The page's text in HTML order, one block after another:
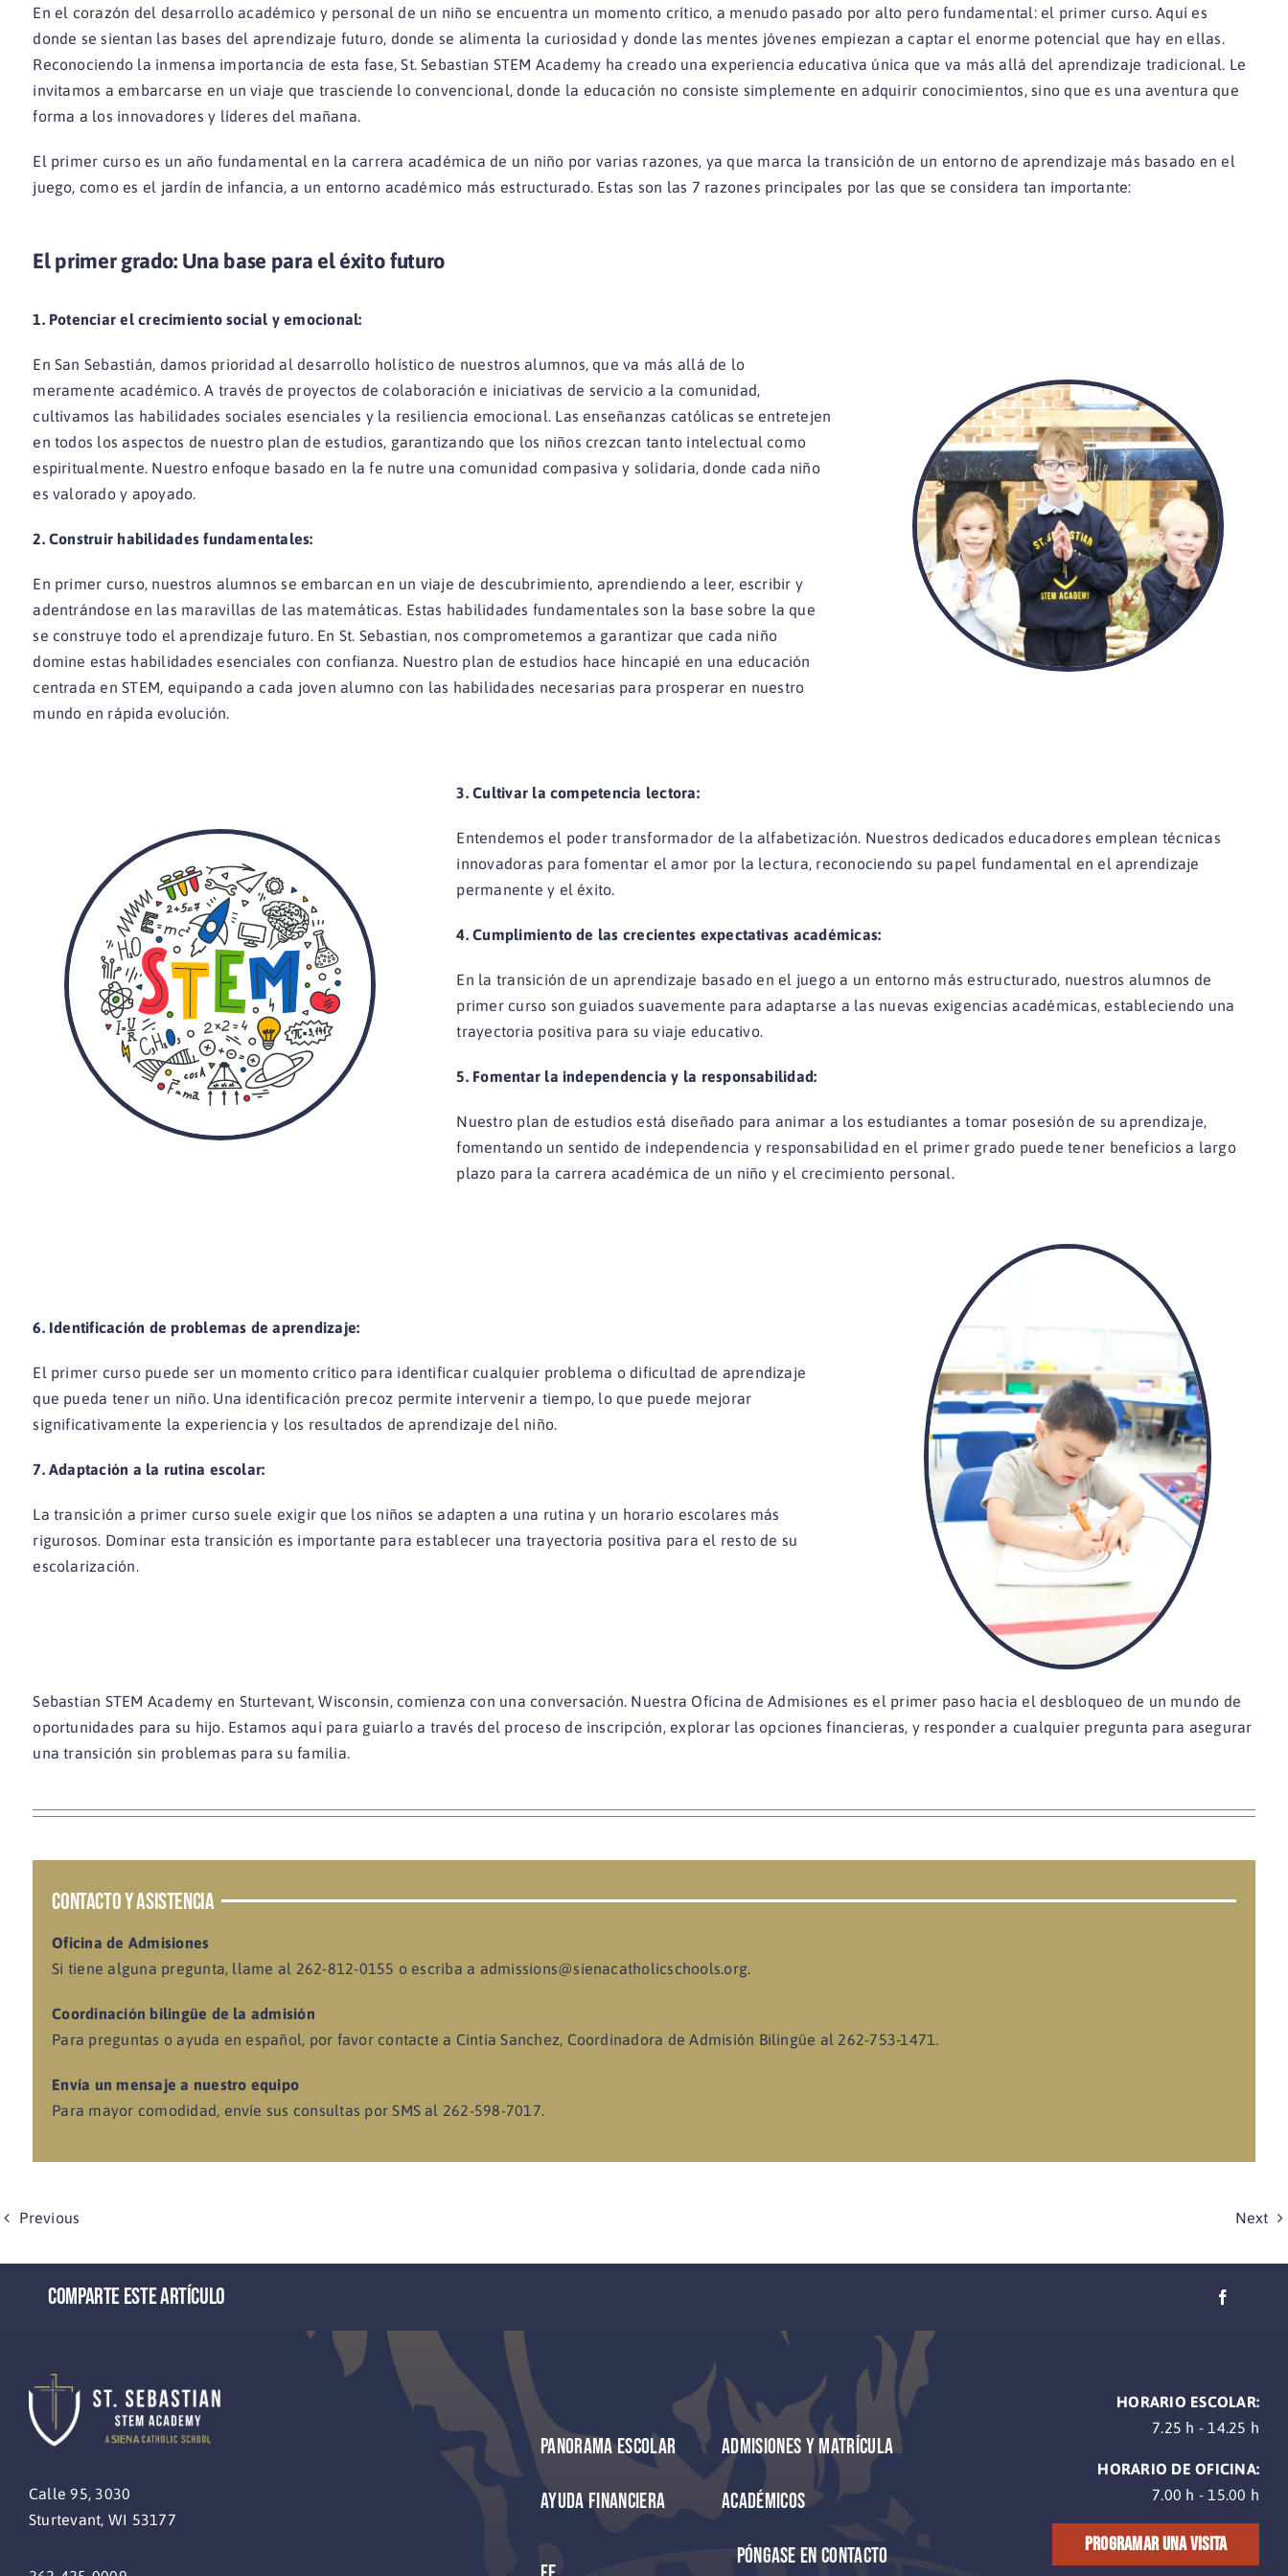
En el corazón del desarrollo académico y personal de un niño se encuentra un momento crítico, a menudo pasado por alto pero fundamental: el primer curso. Aquí es
donde se sientan las bases del aprendizaje futuro, donde se alimenta la curiosidad y donde las mentes jóvenes empiezan a captar el enorme potencial que hay en ellas.
Reconociendo la inmensa importancia de esta fase, St. Sebastian STEM Academy ha creado una experiencia educativa única que va más allá del aprendizaje tradicional. Le
invitamos a embarcarse en un viaje que trasciende lo convencional, donde la educación no consiste simplemente en adquirir conocimientos, sino que es una aventura que
forma a los innovadores y líderes del mañana.
El primer curso es un año fundamental en la carrera académica de un niño por varias razones, ya que marca la transición de un entorno de aprendizaje más basado en el
juego, como es el jardín de infancia, a un entorno académico más estructurado. Estas son las 7 razones principales por las que se considera tan importante:
El primer grado: Una base para el éxito futuro
1. Potenciar el crecimiento social y emocional:
En San Sebastián, damos prioridad al desarrollo holístico de nuestros alumnos, que va más allá de lo
meramente académico. A través de proyectos de colaboración e iniciativas de servicio a la comunidad,
cultivamos las habilidades sociales esenciales y la resiliencia emocional. Las enseñanzas católicas se entretejen
en todos los aspectos de nuestro plan de estudios, garantizando que los niños crezcan tanto intelectual como
espiritualmente. Nuestro enfoque basado en la fe nutre una comunidad compasiva y solidaria, donde cada niño
es valorado y apoyado.
2. Construir habilidades fundamentales:
En primer curso, nuestros alumnos se embarcan en un viaje de descubrimiento, aprendiendo a leer, escribir y
adentrándose en las maravillas de las matemáticas. Estas habilidades fundamentales son la base sobre la que
se construye todo el aprendizaje futuro. En St. Sebastian, nos comprometemos a garantizar que cada niño
domine estas habilidades esenciales con confianza. Nuestro plan de estudios hace hincapié en una educación
centrada en STEM, equipando a cada joven alumno con las habilidades necesarias para prosperar en nuestro
mundo en rápida evolución.
3. Cultivar la competencia lectora:
Entendemos el poder transformador de la alfabetización. Nuestros dedicados educadores emplean técnicas
innovadoras para fomentar el amor por la lectura, reconociendo su papel fundamental en el aprendizaje
permanente y el éxito.
4. Cumplimiento de las crecientes expectativas académicas:
En la transición de un aprendizaje basado en el juego a un entorno más estructurado, nuestros alumnos de
primer curso son guiados suavemente para adaptarse a las nuevas exigencias académicas, estableciendo una
trayectoria positiva para su viaje educativo.
5. Fomentar la independencia y la responsabilidad:
Nuestro plan de estudios está diseñado para animar a los estudiantes a tomar posesión de su aprendizaje,
fomentando un sentido de independencia y responsabilidad en el primer grado puede tener beneficios a largo
plazo para la carrera académica de un niño y el crecimiento personal.
6. Identificación de problemas de aprendizaje:
El primer curso puede ser un momento crítico para identificar cualquier problema o dificultad de aprendizaje
que pueda tener un niño. Una identificación precoz permite intervenir a tiempo, lo que puede mejorar
significativamente la experiencia y los resultados de aprendizaje del niño.
7. Adaptación a la rutina escolar:
La transición a primer curso suele exigir que los niños se adapten a una rutina y un horario escolares más
rigurosos. Dominar esta transición es importante para establecer una trayectoria positiva para el resto de su
escolarización.
Sebastian STEM Academy en Sturtevant, Wisconsin, comienza con una conversación. Nuestra Oficina de Admisiones es el primer paso hacia el desbloqueo de un mundo de
oportunidades para su hijo. Estamos aquí para guiarlo a través del proceso de inscripción, explorar las opciones financieras, y responder a cualquier pregunta para asegurar
una transición sin problemas para su familia.
CONTACTO Y ASISTENCIA
Oficina de Admisiones
Si tiene alguna pregunta, llame al 262-812-0155 o escriba a admissions@sienacatholicschools.org.
Coordinación bilingüe de la admisión
Para preguntas o ayuda en español, por favor contacte a Cintia Sanchez, Coordinadora de Admisión Bilingüe al 262-753-1471.
Envía un mensaje a nuestro equipo
Para mayor comodidad, envíe sus consultas por SMS al 262-598-7017.
Previous Next
Comparte este artículo
Calle 95, 3030
Sturtevant, WI 53177
Panorama escolar Admisiones y matrícula
Ayuda financiera Académicos
Póngase en contacto
HORARIO ESCOLAR:
7.25 h - 14.25 h
HORARIO DE OFICINA:
7.00 h - 15.00 h
PROGRAMAR UNA VISITA